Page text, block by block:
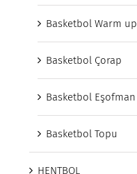
Basketbol Warm up
Basketbol Çorap
Basketbol Eşofman
Basketbol Topu
HENTBOL